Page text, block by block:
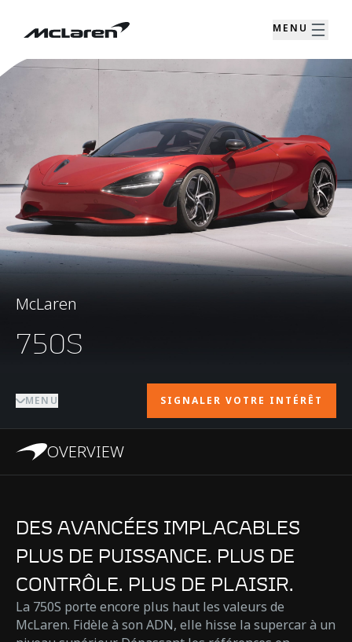
MENU
McLaren
750S
MENU SIGNALER VOTRE INTÉRÊT
OVERVIEW
DES AVANCÉES IMPLACABLES
PLUS DE PUISSANCE. PLUS DE
CONTRÔLE. PLUS DE PLAISIR.
La 750S porte encore plus haut les valeurs de
McLaren. Fidèle à son ADN, elle hisse la supercar à un